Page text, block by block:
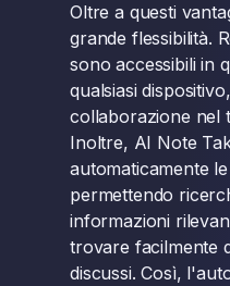
Oltre a questi
grande flessibilità.
sono accessibili in
qualsiasi
collaborazione nel
Inoltre, AI Note
automaticamente
permettendo
informazioni
trovare facilmente
discussi. Così,